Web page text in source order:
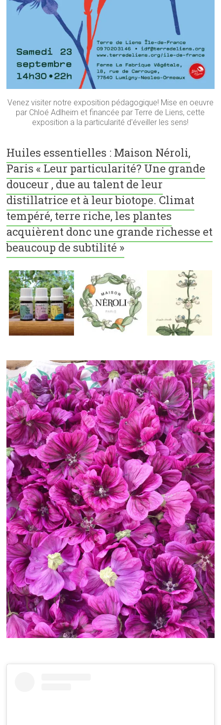
Venez visiter notre exposition pédagogique! Mise en oeuvre
par Chloé Adlheim et financée par Terre de Liens, cette
exposition a la particularité d'éveiller les sens!
Huiles essentielles : Maison Néroli,
Paris « Leur particularité? Une grande
douceur , due au talent de leur
distillatrice et à leur biotope. Climat
tempéré, terre riche, les plantes
acquièrent donc une grande richesse et
beaucoup de subtilité »